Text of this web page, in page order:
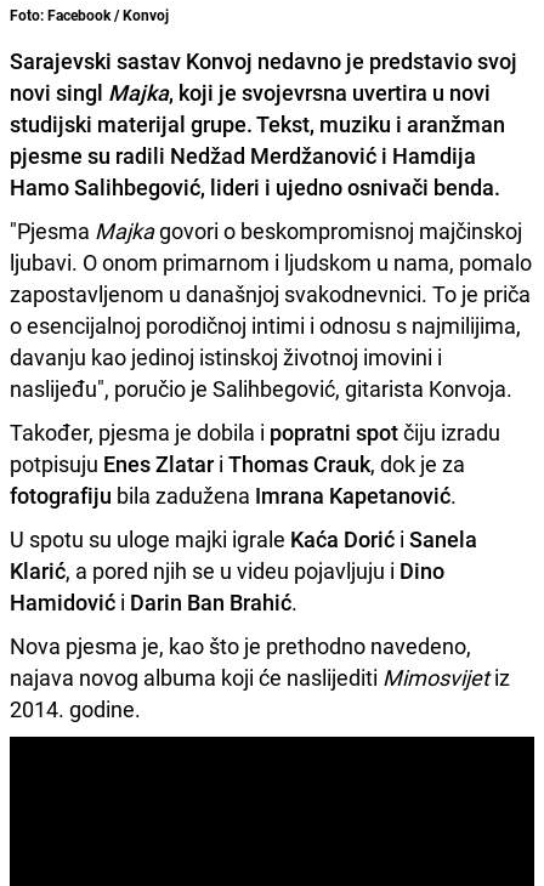
Foto: Facebook / Konvoj
Sarajevski sastav Konvoj nedavno je predstavio svoj
novi singl Majka, koji je svojevrsna uvertira u novi
studijski materijal grupe. Tekst, muziku i aranžman
pjesme su radili Nedžad Merdžanović i Hamdija
Hamo Salihbegović, lideri i ujedno osnivači benda.
"Pjesma Majkagovori o beskompromisnoj majčinskoj
ljubavi. O onom primarnom i ljudskom u nama, pomalo
zapostavljenom u današnjoj svakodnevnici. To je priča
o esencijalnoj porodičnoj intimi i odnosu s najmilijima,
davanju kao jedinoj istinskoj životnoj imovini i
naslijeđu", poručio je Salihbegović, gitarista Konvoja.
Također, pjesma je dobila i popratni spotčiju izradu
potpisuju Enes Zlatar i Thomas Crauk, dok je za
fotografiju bila zadužena Imrana Kapetanović.
U spotu su uloge majki igrale Kaća Dorić i Sanela
Klarić, a pored njih se u videu pojavljuju i Dino
Hamidović i Darin Ban Brahić.
Nova pjesma je, kao što je prethodno navedeno,
najava novog albuma koji će naslijediti Mimosvijetiz
2014. godine.